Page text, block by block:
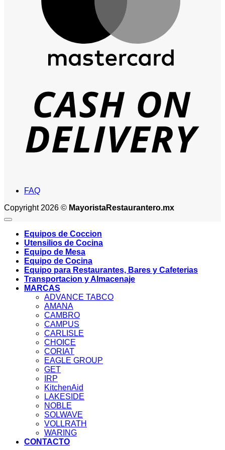
FAQ
Copyright 2026 © MayoristaRestaurantero.mx
Equipos de Coccion
Utensilios de Cocina
Equipo de Mesa
Equipo de Cocina
Equipo para Restaurantes, Bares y Cafeterias
Transportacion y Almacenaje
MARCAS
ADVANCE TABCO
AMANA
CAMBRO
CAMPUS
CARLISLE
CHOICE
CORIAT
EAGLE GROUP
GET
IRP
KitchenAid
LAKESIDE
NOBLE
SOLWAVE
VOLLRATH
WARING
CONTACTO